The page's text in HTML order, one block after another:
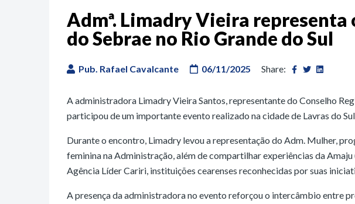
Admª. Limadry Vieira representa
do Sebrae no Rio Grande do Sul
Pub. Rafael Cavalcante 06/11/2025 Share:
A administradora Limadry Vieira Santos, representante do Conselho
participou de um importante evento realizado na cidade de Lavras do
Durante o encontro, Limadry levou a representação do Adm. Mulher,
feminina na Administração, além de compartilhar experiências da
Agência Líder Cariri, instituições cearenses reconhecidas por suas
A presença da administradora no evento reforçou o intercâmbio entre